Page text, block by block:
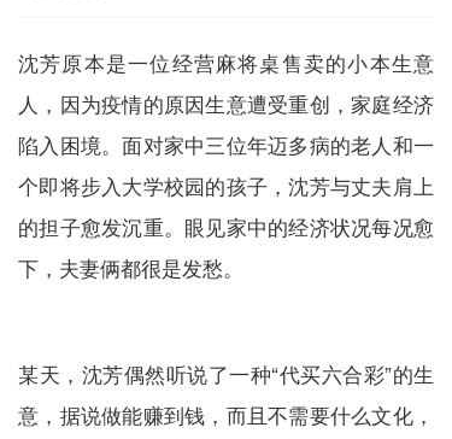
沈芳原本是一位经营麻将桌售卖的小本生意
人，因为疫情的原因生意遭受重创，家庭经济
陷入困境。面对家中三位年迈多病的老人和一
个即将步入大学校园的孩子，沈芳与丈夫肩上
的担子愈发沉重。眼见家中的经济状况每况愈
下，夫妻俩都很是发愁。
某天，沈芳偶然听说了一种“代买六合彩”的生
意，据说做能赚到钱，而且不需要什么文化，